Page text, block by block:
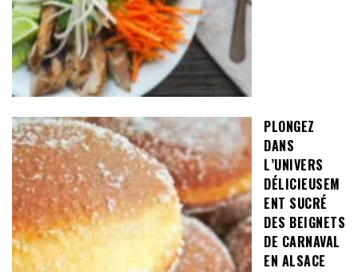
PLONGEZ
DANS
L’UNIVERS
DÉLICIEUSEM
ENT SUCRÉ
DES BEIGNETS
DE CARNAVAL
EN ALSACE